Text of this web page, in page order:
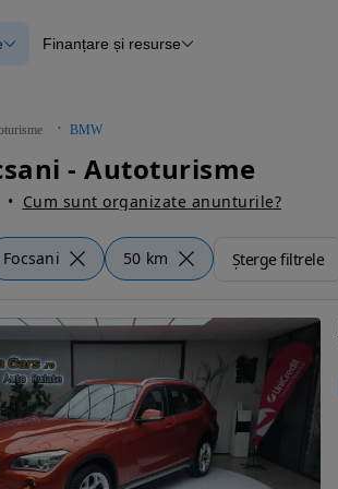
verificate
Blog Autovit.ro
Finanțare și resurse
BMW
- Autoturisme
Cum sunt organizate anunturile?
Focsani 50 km Șterge filtrele